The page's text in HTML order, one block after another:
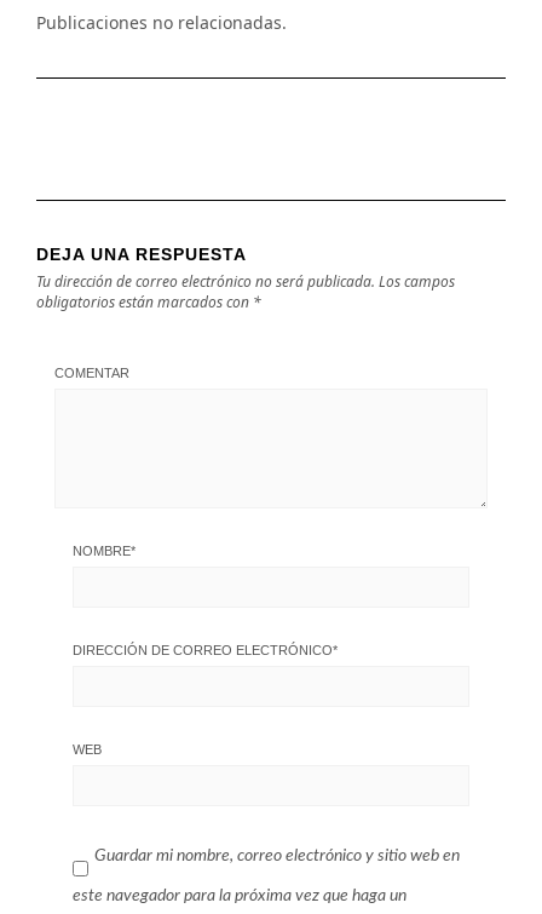
Publicaciones no relacionadas.
DEJA UNA RESPUESTA
Tu dirección de correo electrónico no será publicada. Los campos
obligatorios están marcados con *
COMENTAR
NOMBRE*
DIRECCIÓN DE CORREO ELECTRÓNICO*
WEB
Guardar mi nombre, correo electrónico y sitio web en
este navegador para la próxima vez que haga un